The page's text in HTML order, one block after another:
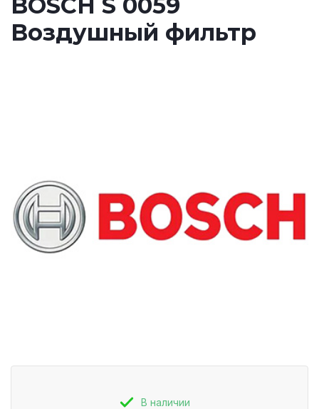
Воздушный фильтр
В наличии